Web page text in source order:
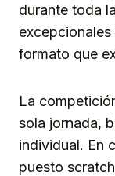
durante toda
formato que
La
sola jornada,
individual. En
puesto